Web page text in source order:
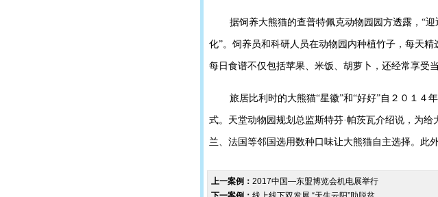
据饲养大熊猫的查普特佩克动物园园方透露，“
化”。饲养员和科研人员在动物园内种植竹子，每天精
每日食谱不仅包括苹果、米饭、胡萝卜，还经常享受
旅居比利时的大熊猫“星徽”和“好好”自２０１４
式。天堂动物园规划总监斯特芬·帕茨瓦介绍说，为
兰、法国等邻国选用数种口味让大熊猫自主选择。此
上一案例： 2017中国—东盟博览会机电展举行